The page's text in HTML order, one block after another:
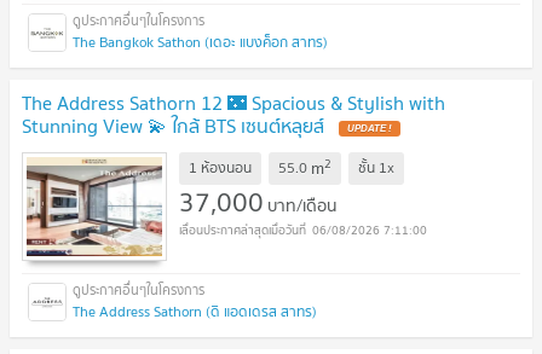
The Bangkok Sathon (เดอะ แบงค็อก สาทร)
The Address Sathorn 12 🌃 Spacious & Stylish with
Stunning View 💫 ใกล้ BTS เซนต์หลุยส์
1 ห้องนอน 55.0 m2 ชั้น 1x
37,000 บาท/เดือน
06/08/2026 7:11:00
The Address Sathorn (ดิ แอดเดรส สาทร)